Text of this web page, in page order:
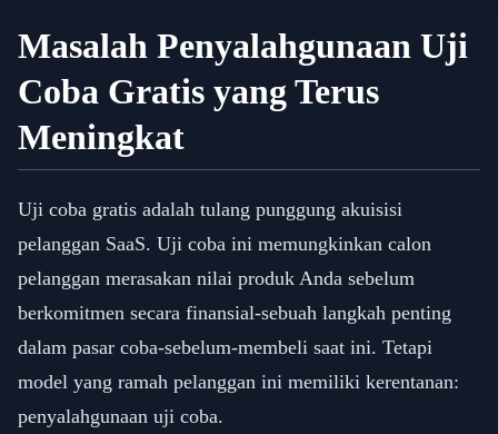
Masalah Penyalahgunaan Uji
Coba Gratis yang Terus
Meningkat
Uji coba gratis adalah tulang punggung akuisisi
pelanggan SaaS. Uji coba ini memungkinkan calon
pelanggan merasakan nilai produk Anda sebelum
berkomitmen secara finansial-sebuah langkah penting
dalam pasar coba-sebelum-membeli saat ini. Tetapi
model yang ramah pelanggan ini memiliki kerentanan:
penyalahgunaan uji coba.